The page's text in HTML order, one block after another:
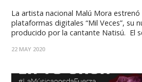
La artista nacional Malú Mora
plataformas digitales “Mil Veces”, su
producido por la cantante Natisú. ​ El
2020, fue lanzado junto a su videoclip
22 MAY 2020